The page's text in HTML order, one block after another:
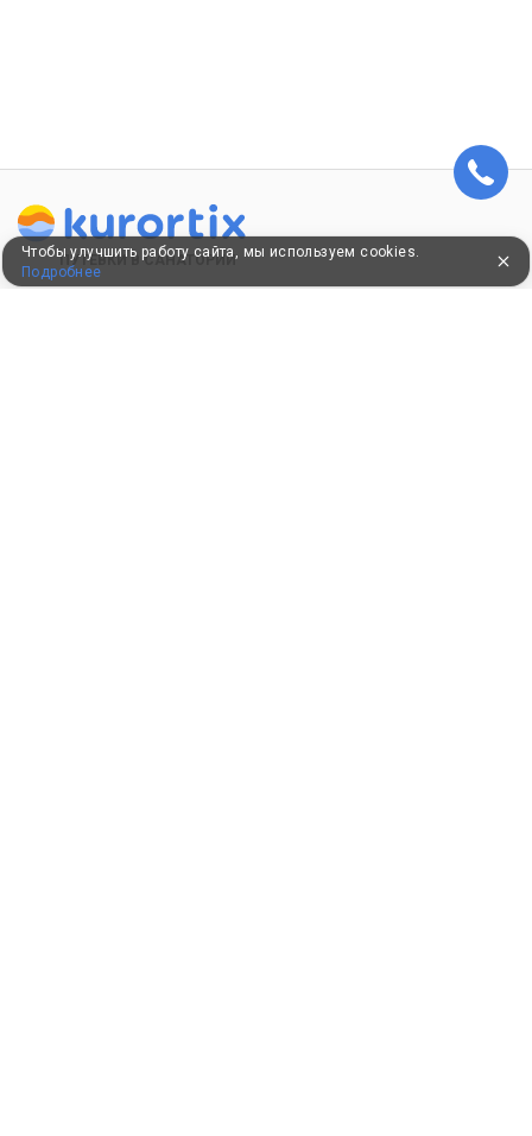
ПУТЕВКИ В САНАТОРИИ
Чтобы улучшить работу сайта, мы используем cookies.
Подробнее